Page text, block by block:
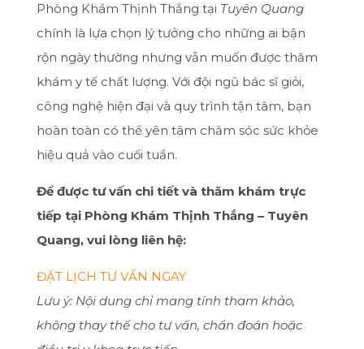
Phòng Khám Thịnh Thắng tại Tuyên Quang
chính là lựa chọn lý tưởng cho những ai bận
rộn ngày thường nhưng vẫn muốn được thăm
khám y tế chất lượng. Với đội ngũ bác sĩ giỏi,
công nghệ hiện đại và quy trình tận tâm, bạn
hoàn toàn có thể yên tâm chăm sóc sức khỏe
hiệu quả vào cuối tuần.
Để được tư vấn chi tiết và thăm khám trực
tiếp tại Phòng Khám Thịnh Thắng – Tuyên
Quang, vui lòng liên hệ:
ĐẶT LỊCH TƯ VẤN NGAY
Lưu ý: Nội dung chỉ mang tính tham khảo,
không thay thế cho tư vấn, chẩn đoán hoặc